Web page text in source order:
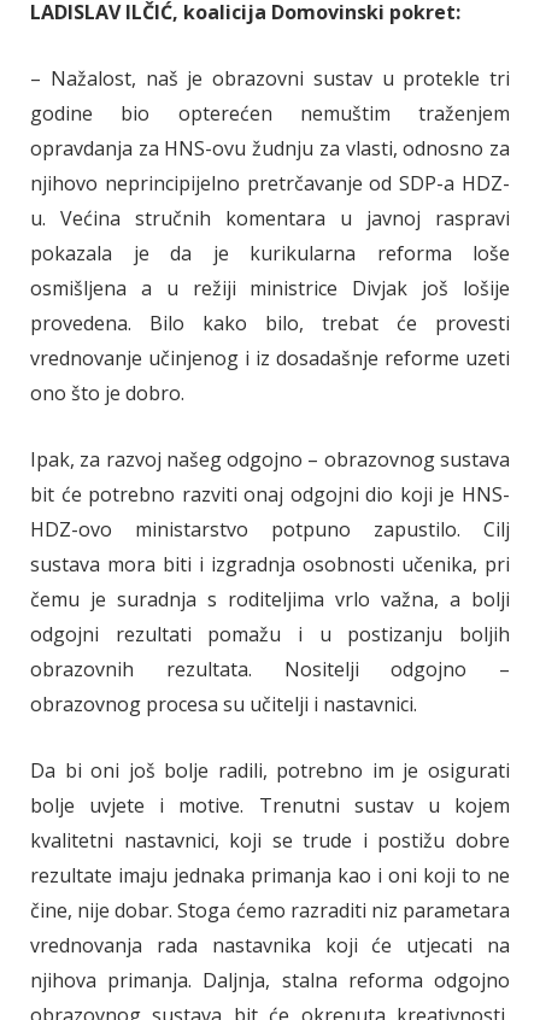
LADISLAV ILČIĆ, koalicija Domovinski pokret:
– Nažalost, naš je obrazovni sustav u protekle tri
godine bio opterećen nemuštim traženjem
opravdanja za HNS-ovu žudnju za vlasti, odnosno za
njihovo neprincipijelno pretrčavanje od SDP-a HDZ-
u. Većina stručnih komentara u javnoj raspravi
pokazala je da je kurikularna reforma loše
osmišljena a u režiji ministrice Divjak još lošije
provedena. Bilo kako bilo, trebat će provesti
vrednovanje učinjenog i iz dosadašnje reforme uzeti
ono što je dobro.
Ipak, za razvoj našeg odgojno – obrazovnog sustava
bit će potrebno razviti onaj odgojni dio koji je HNS-
HDZ-ovo ministarstvo potpuno zapustilo. Cilj
sustava mora biti i izgradnja osobnosti učenika, pri
čemu je suradnja s roditeljima vrlo važna, a bolji
odgojni rezultati pomažu i u postizanju boljih
obrazovnih rezultata. Nositelji odgojno –
obrazovnog procesa su učitelji i nastavnici.
Da bi oni još bolje radili, potrebno im je osigurati
bolje uvjete i motive. Trenutni sustav u kojem
kvalitetni nastavnici, koji se trude i postižu dobre
rezultate imaju jednaka primanja kao i oni koji to ne
čine, nije dobar. Stoga ćemo razraditi niz parametara
vrednovanja rada nastavnika koji će utjecati na
njihova primanja. Daljnja, stalna reforma odgojno